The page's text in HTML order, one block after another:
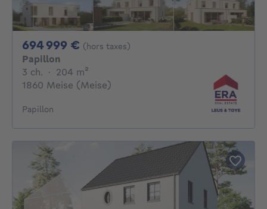
694 999 € 694999€
(hors taxes)
Papillon
3 ch. 3 chambres
· 204 m²
1860 Meise (Meise)
Papillon